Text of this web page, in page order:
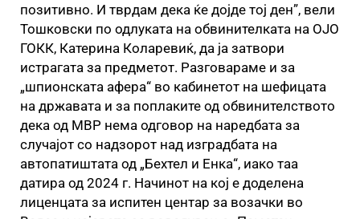
позитивно. И тврдам дека ќе дојде тој ден”, вели
Тошковски по одлуката на обвинителката на ОЈО
ГОКК, Катерина Коларевиќ, да ја затвори
истрагата за предметот. Разговараме и за
„шпионската афера“ во кабинетот на шефицата
на државата и за поплаките од обвинителството
дека од МВР нема одговор на наредбата за
случајот со надзорот над изградбата на
автопатиштата од „Бехтел и Енка“, иако таа
датира од 2024 г. Начинот на кој е доделена
лиценцата за испитен центар за возачки во